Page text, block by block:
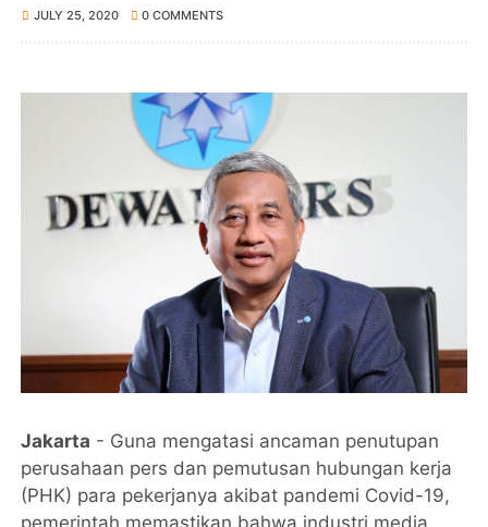
JULY 25, 2020 0 COMMENTS
Jakarta - Guna mengatasi ancaman penutupan
perusahaan pers dan pemutusan hubungan kerja
(PHK) para pekerjanya akibat pandemi Covid-19,